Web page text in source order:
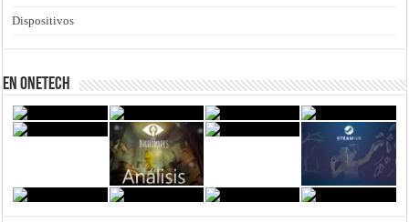
Dispositivos
En Onetech